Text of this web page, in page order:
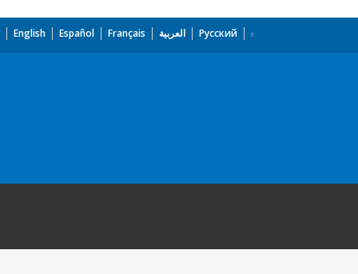
English Español Français العربية Русский